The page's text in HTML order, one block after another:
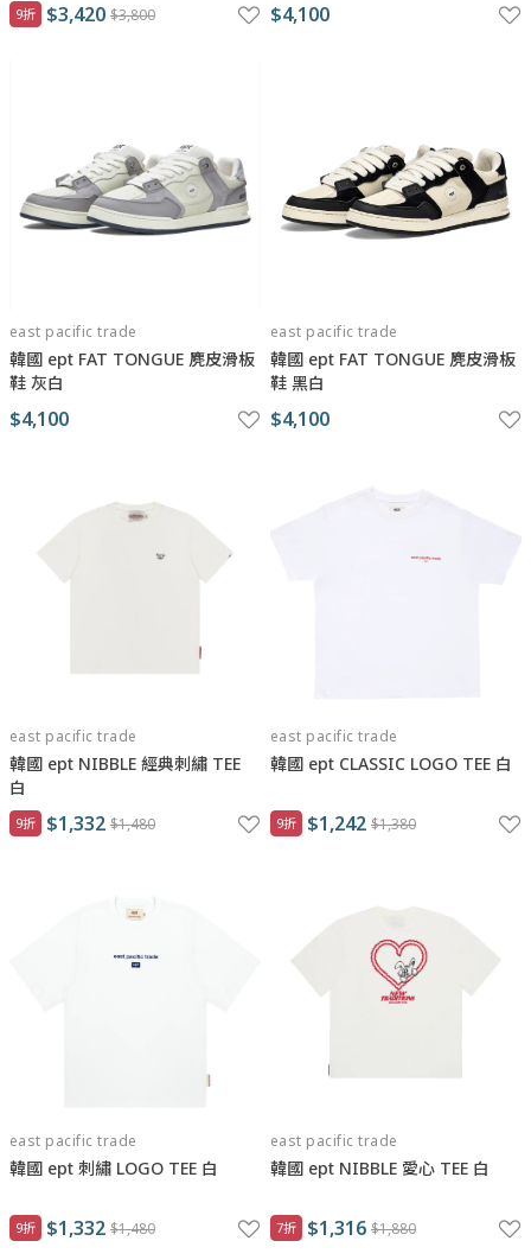
9折 $3,420 $3,800 $4,100
east pacific trade
韓國 ept FAT TONGUE 麂皮滑板
鞋 灰白
$4,100
east pacific trade
韓國 ept FAT TONGUE 麂皮滑板
鞋 黑白
$4,100
east pacific trade
韓國 ept NIBBLE 經典刺繡 TEE
白
9折 $1,332 $1,480
east pacific trade
韓國 ept CLASSIC LOGO TEE 白
9折 $1,242 $1,380
east pacific trade
韓國 ept 刺繡 LOGO TEE 白
9折 $1,332 $1,480
east pacific trade
韓國 ept NIBBLE 愛心 TEE 白
7折 $1,316 $1,880